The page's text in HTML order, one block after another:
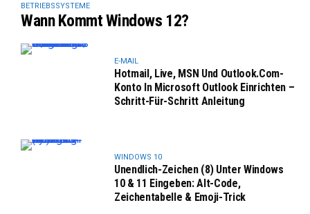
BETRIEBSSYSTEME
Wann Kommt Windows 12?
E-MAIL
Hotmail, Live, MSN Und Outlook.com-
Konto In Microsoft Outlook Einrichten –
Schritt-Für-Schritt Anleitung
WINDOWS 10
Unendlich-Zeichen (8) Unter Windows
10 & 11 Eingeben: Alt-Code,
Zeichentabelle & Emoji-Trick